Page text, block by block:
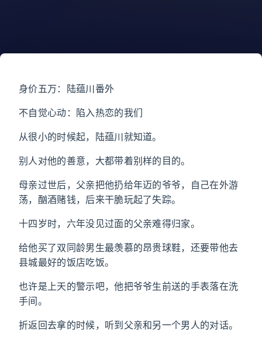
身价五万：陆蕴川番外
不自觉心动：陷入热恋的我们
从很小的时候起，陆蕴川就知道。
别人对他的善意，大都带着别样的目的。
母亲过世后，父亲把他扔给年迈的爷爷，自己在外游
荡，酗酒赌钱，后来干脆玩起了失踪。
十四岁时，六年没见过面的父亲难得归家。
给他买了双同龄男生最羡慕的昂贵球鞋，还要带他去
县城最好的饭店吃饭。
也许是上天的警示吧，他把爷爷生前送的手表落在洗
手间。
折返回去拿的时候，听到父亲和另一个男人的对话。